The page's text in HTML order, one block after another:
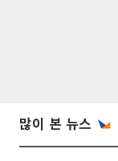
많이 본 뉴스